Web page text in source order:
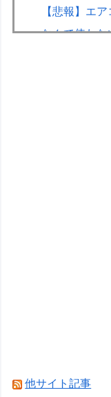
【悲報】エ
なんて使わな
【ガンダム閃
他サイト記事